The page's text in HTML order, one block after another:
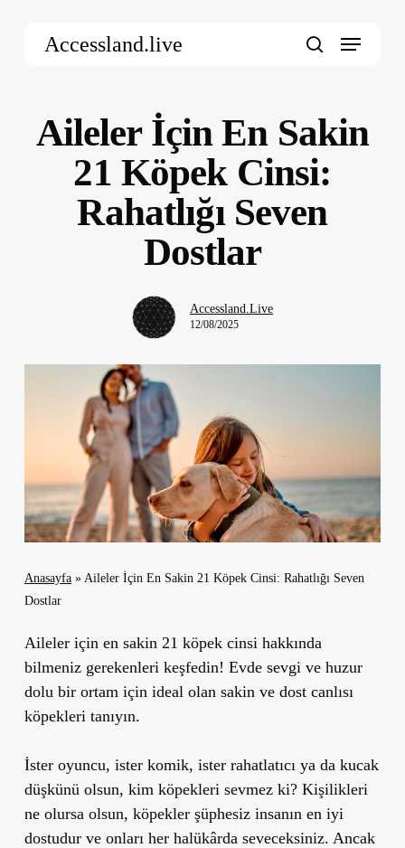
Accessland.live Menu
Aileler İçin En Sakin
21 Köpek Cinsi:
Rahatlığı Seven
Dostlar
Accessland.Live
12/08/2025
Anasayfa» Aileler İçin En Sakin 21 Köpek Cinsi: Rahatlığı Seven
Dostlar
Aileler için en sakin 21 köpek cinsi hakkında
bilmeniz gerekenleri keşfedin! Evde sevgi ve huzur
dolu bir ortam için ideal olan sakin ve dost canlısı
köpekleri tanıyın.
İster oyuncu, ister komik, ister rahatlatıcı ya da kucak
düşkünü olsun, kim köpekleri sevmez ki? Kişilikleri
ne olursa olsun, köpekler şüphesiz insanın en iyi
dostudur ve onları her halükârda seveceksiniz. Ancak